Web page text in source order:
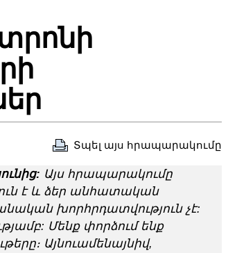
Տպել այս հրապարակումը
Այս հրապարակումը
է և ձեր անհատական
խորհրդատվություն չէ:
Մենք փորձում ենք
Այնուամենայնիվ,